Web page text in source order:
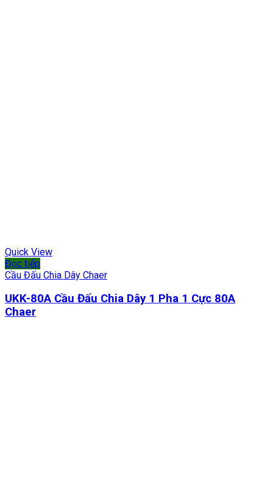
Quick View
Đọc tiếp
Cầu Đấu Chia Dây Chaer
UKK-80A Cầu Đấu Chia Dây 1 Pha 1 Cực 80A
Chaer